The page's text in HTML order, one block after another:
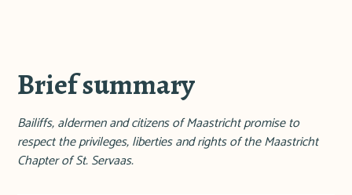
Brief summary
Bailiffs, aldermen and citizens of Maastricht promise to
respect the privileges, liberties and rights of the Maastricht
Chapter of St. Servaas.